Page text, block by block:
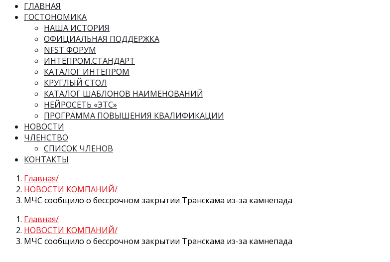
ГЛАВНАЯ
ГОСТОНОМИКА
НАША ИСТОРИЯ
ОФИЦИАЛЬНАЯ ПОДДЕРЖКА
NFST ФОРУМ
ИНТЕПРОМ.СТАНДАРТ
КАТАЛОГ ИНТЕПРОМ
КРУГЛЫЙ СТОЛ
КАТАЛОГ ШАБЛОНОВ НАИМЕНОВАНИЙ
НЕЙРОСЕТЬ «ЭТС»
ПРОГРАММА ПОВЫШЕНИЯ КВАЛИФИКАЦИИ
НОВОСТИ
ЧЛЕНСТВО
СПИСОК ЧЛЕНОВ
КОНТАКТЫ
Главная
НОВОСТИ КОМПАНИЙ
МЧС сообщило о бессрочном закрытии Транскама из-за камнепада
Главная
НОВОСТИ КОМПАНИЙ
МЧС сообщило о бессрочном закрытии Транскама из-за камнепада